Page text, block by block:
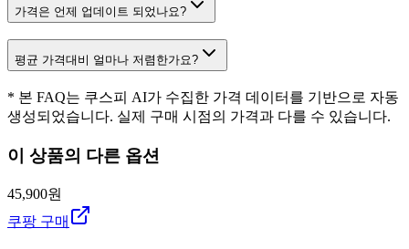
가격은 언제 업데이트 되었나요?
평균 가격대비 얼마나 저렴한가요?
* 본 FAQ는 쿠스피 AI가 수집한 가격 데이터를 기반으로 자동
생성되었습니다. 실제 구매 시점의 가격과 다를 수 있습니다.
이 상품의 다른 옵션
45,900원
쿠팡 구매